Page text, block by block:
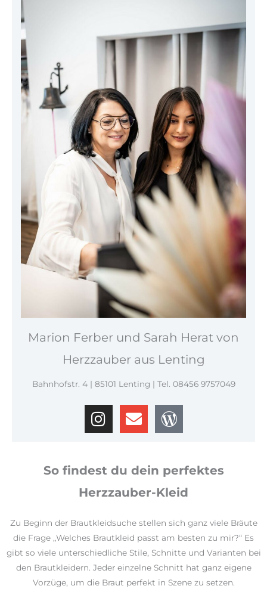
Marion Ferber und Sarah Herat von
Herzzauber aus Lenting
Bahnhofstr. 4 | 85101 Lenting | Tel. 08456 9757049
So findest du dein perfektes
Herzzauber-Kleid
Zu Beginn der Brautkleidsuche stellen sich ganz viele Bräute
die Frage „Welches Brautkleid passt am besten zu mir?“ Es
gibt so viele unterschiedliche Stile, Schnitte und Varianten bei
den Brautkleidern. Jeder einzelne Schnitt hat ganz eigene
Vorzüge, um die Braut perfekt in Szene zu setzen.